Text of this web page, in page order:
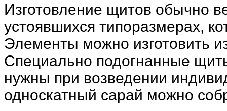
Изготовление щитов обычно
устоявшихся типоразмерах,
Элементы можно изготовить
Специально подогнанные
нужны при возведении
односкатный сарай можно